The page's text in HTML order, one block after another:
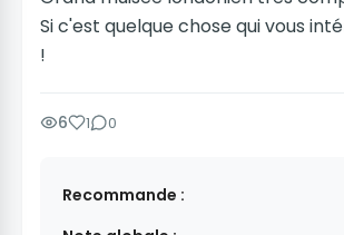
Si c'est quelque chose qui vous
!
6 1 0
Recommande :